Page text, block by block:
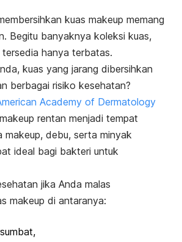
kuas makeup memang
Begitu banyaknya koleksi kuas,
hanya terbatas.
kuas yang jarang dibersihkan
berbagai risiko kesehatan?
Academy of Dermatology
makeup rentan menjadi tempat
makeup, debu, serta minyak
ideal bagi bakteri untuk
jika Anda malas
makeup di antaranya: